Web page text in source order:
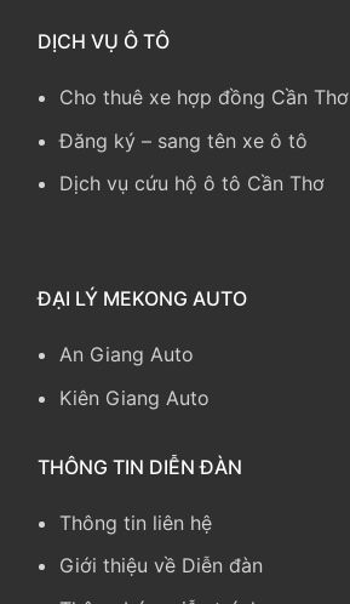
DỊCH VỤ Ô TÔ
Cho thuê xe hợp đồng Cần Thơ
Đăng ký – sang tên xe ô tô
Dịch vụ cứu hộ ô tô Cần Thơ
ĐẠI LÝ MEKONG AUTO
An Giang Auto
Kiên Giang Auto
THÔNG TIN DIỄN ĐÀN
Thông tin liên hệ
Giới thiệu về Diễn đàn